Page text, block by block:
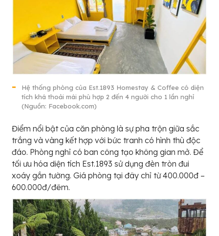
Hệ thống phòng của Est.1893 Homestay & Coffee có diện
tích khá thoải mái phù hợp 2 đến 4 người cho 1 lần nghỉ
(Nguồn: Facebook.com)
Điểm nổi bật của căn phòng là sự pha trộn giữa sắc
trắng và vàng kết hợp với bức tranh có hình thù độc
đáo. Phòng nghỉ có ban công tạo không gian mở. Để
tối ưu hóa diện tích Est.1893 sử dụng đèn tròn đui
xoáy gắn tường. Giá phòng tại đây chỉ từ 400.000đ –
600.000đ/đêm.